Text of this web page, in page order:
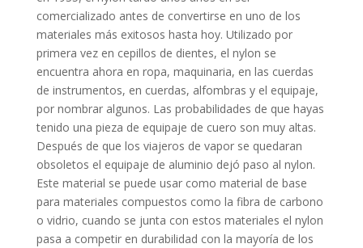
comercializado antes de convertirse en uno de los
materiales más exitosos hasta hoy. Utilizado por
primera vez en cepillos de dientes, el nylon se
encuentra ahora en ropa, maquinaria, en las cuerdas
de instrumentos, en cuerdas, alfombras y el equipaje,
por nombrar algunos. Las probabilidades de que hayas
tenido una pieza de equipaje de cuero son muy altas.
Después de que los viajeros de vapor se quedaran
obsoletos el equipaje de aluminio dejó paso al nylon.
Este material se puede usar como material de base
para materiales compuestos como la fibra de carbono
o vidrio, cuando se junta con estos materiales el nylon
pasa a competir en durabilidad con la mayoría de los